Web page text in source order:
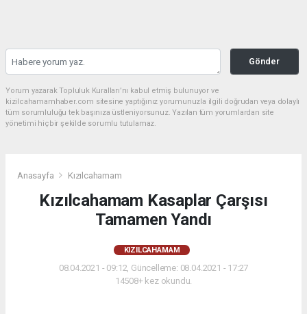
Gönder
Yorum yazarak Topluluk Kuralları’nı kabul etmiş bulunuyor ve
kizilcahamamhaber.com sitesine yaptığınız yorumunuzla ilgili doğrudan veya dolaylı
tüm sorumluluğu tek başınıza üstleniyorsunuz. Yazılan tüm yorumlardan site
yönetimi hiçbir şekilde sorumlu tutulamaz.
Anasayfa Kızılcahamam
Kızılcahamam Kasaplar Çarşısı
Tamamen Yandı
KIZILCAHAMAM
08.04.2021 - 09:12, Güncelleme: 08.04.2021 - 17:27
14508+ kez okundu.